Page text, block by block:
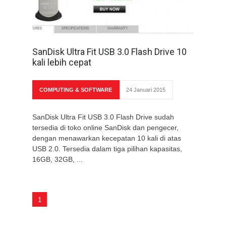
SanDisk Ultra Fit USB 3.0 Flash Drive 10
kali lebih cepat
COMPUTING & SOFTWARE 24 Januari 2015
SanDisk Ultra Fit USB 3.0 Flash Drive sudah
tersedia di toko online SanDisk dan pengecer,
dengan menawarkan kecepatan 10 kali di atas
USB 2.0. Tersedia dalam tiga pilihan kapasitas,
16GB, 32GB, ...
1